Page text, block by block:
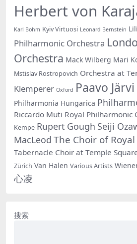
Herbert von
Karl Bohm Kyiv Virtuosi Leonard Bernstein
Philharmonic Orchestra
Orchestra Mack Wilberg Mari
Mstislav Rostropovich Orchestra at
Klemperer Oxford Paavo Järvi
Philharmonia Hungarica
Riccardo Muti Royal Philharmonic
Kempe Rupert Gough Seiji
MacLeod The Choir of
Tabernacle Choir at Temple
Zürich Van Halen Various Artists
心凌
搜索